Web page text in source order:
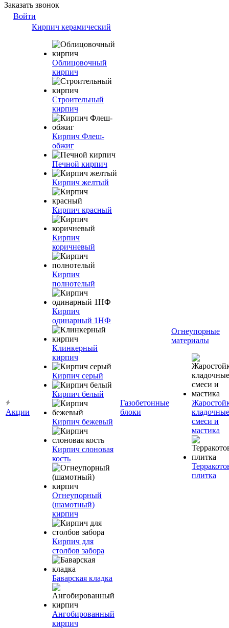
Заказать звонок
Войти
Акции
Кирпич керамический
Облицовочный
кирпич
Строительный
кирпич
Кирпич Флеш-
обжиг
Печной кирпич
Кирпич желтый
Кирпич красный
Кирпич
коричневый
Кирпич
полнотелый
Кирпич
одинарный 1НФ
Клинкерный
кирпич
Кирпич серый
Кирпич белый
Кирпич бежевый
Кирпич слоновая
кость
Огнеупорный
(шамотный)
кирпич
Кирпич для
столбов забора
Баварская кладка
Ангобированный
кирпич
Газобетонные
блоки
Огнеупорные
материалы
кладочные
смеси и
мастика
плитка